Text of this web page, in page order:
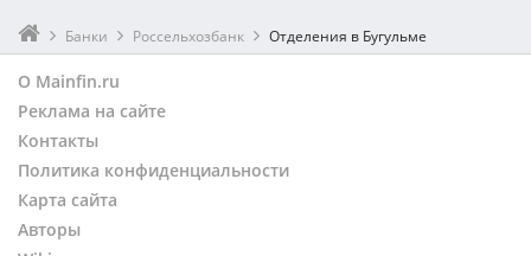
Банки Россельхозбанк Отделения в Бугульме
О Mainfin.ru
Реклама на сайте
Контакты
Политика конфиденциальности
Карта сайта
Авторы